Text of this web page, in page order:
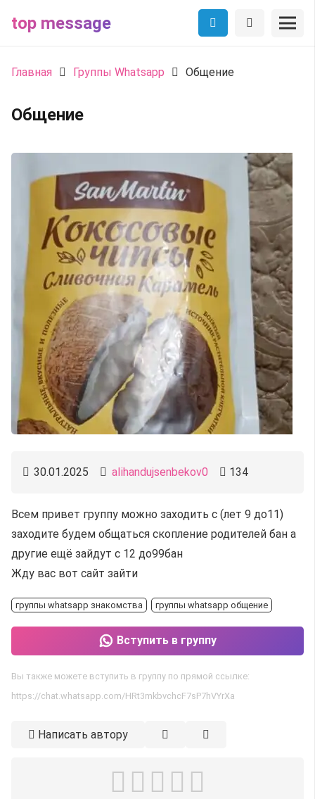
top message
Главная Группы Whatsapp Общение
Общение
30.01.2025 alihandujsenbekov0 134
Всем привет группу можно заходить с (лет 9 до11)
заходите будем общаться скопление родителей бан а
другие ещё зайдут с 12 до99бан
Жду вас вот сайт зайти
группы whatsapp знакомства группы whatsapp общение
Вступить в группу
Вы также можете вступить в группу по прямой ссылке:
https://chat.whatsapp.com/HRt3mkbvchcF7sP7hVYrXa
Написать автору